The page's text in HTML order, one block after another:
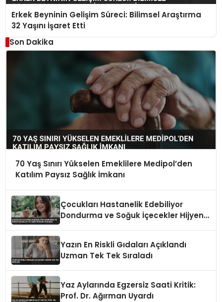
Erkek Beyninin Gelişim Süreci: Bilimsel Araştırma
32 Yaşını İşaret Etti
Son Dakika
70 Yaş Sınırı Yükselen Emeklilere Medipol’den
Katılım Paysız Sağlık İmkanı
Çocukları Hastanelik Edebiliyor
Dondurma ve Soğuk İçecekler Hijyenik
Yazın En Riskli Gıdaları Açıklandı
Uzman Tek Tek Sıraladı
Yaz Aylarında Egzersiz Saati Kritik:
Prof. Dr. Ağırman Uyardı